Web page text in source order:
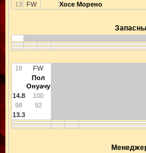
13
FW Хосе Морено
18
FW
Пол
Онуачу
14.8
100
98
92
13.3